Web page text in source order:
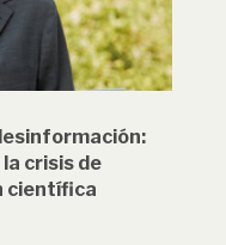
crisis de
científica